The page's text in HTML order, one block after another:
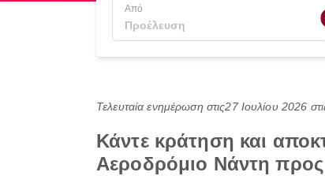
Από
Τελευταία ενημέρωση στις27 Ιουλίου 2026
Κάντε κράτηση και
Αεροδρόμιο Νάντη